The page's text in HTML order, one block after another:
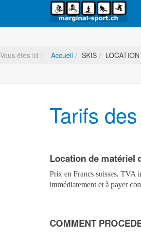
Vous êtes ici : Accueil SKIS
Tarifs
Location de matériel
Prix en Francs suisses, TVA
immédiatement et à payer
COMMENT